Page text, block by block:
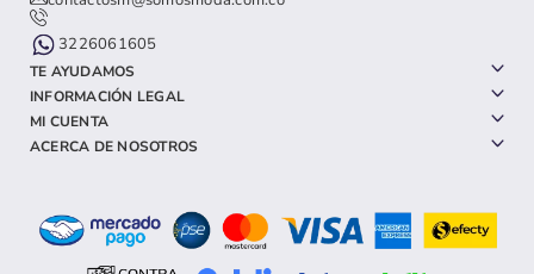
3226061605
TE AYUDAMOS
INFORMACIÓN LEGAL
MI CUENTA
ACERCA DE NOSOTROS